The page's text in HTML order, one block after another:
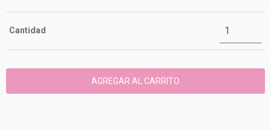
Cantidad